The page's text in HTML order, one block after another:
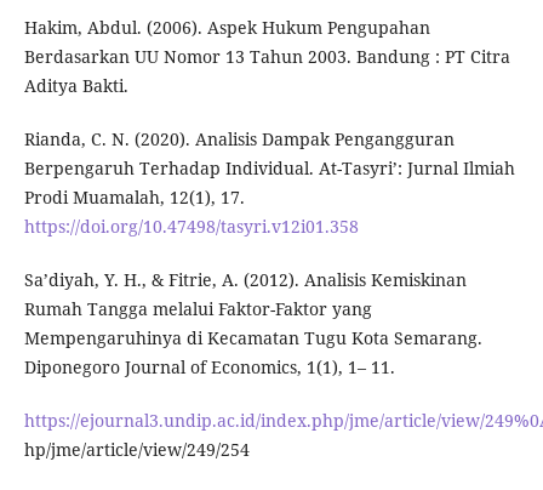
Hakim, Abdul. (2006). Aspek Hukum Pengupahan
Berdasarkan UU Nomor 13 Tahun 2003. Bandung : PT Citra
Aditya Bakti.
Rianda, C. N. (2020). Analisis Dampak Pengangguran
Berpengaruh Terhadap Individual. At-Tasyri’: Jurnal Ilmiah
Prodi Muamalah, 12(1), 17.
https://doi.org/10.47498/tasyri.v12i01.358
Sa’diyah, Y. H., & Fitrie, A. (2012). Analisis Kemiskinan
Rumah Tangga melalui Faktor-Faktor yang
Mempengaruhinya di Kecamatan Tugu Kota Semarang.
Diponegoro Journal of Economics, 1(1), 1– 11.
https://ejournal3.undip.ac.id/index.php/jme/article/view/
hp/jme/article/view/249/254